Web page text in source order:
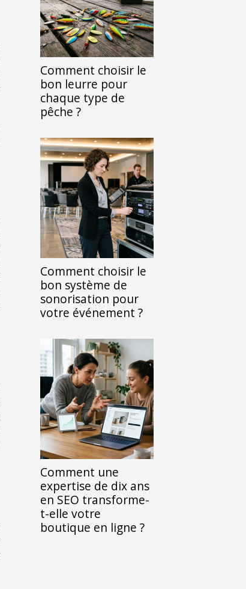
Comment choisir le
bon leurre pour
chaque type de
pêche ?
Comment choisir le
bon système de
sonorisation pour
votre événement ?
Comment une
expertise de dix ans
en SEO transforme-
t-elle votre
boutique en ligne ?